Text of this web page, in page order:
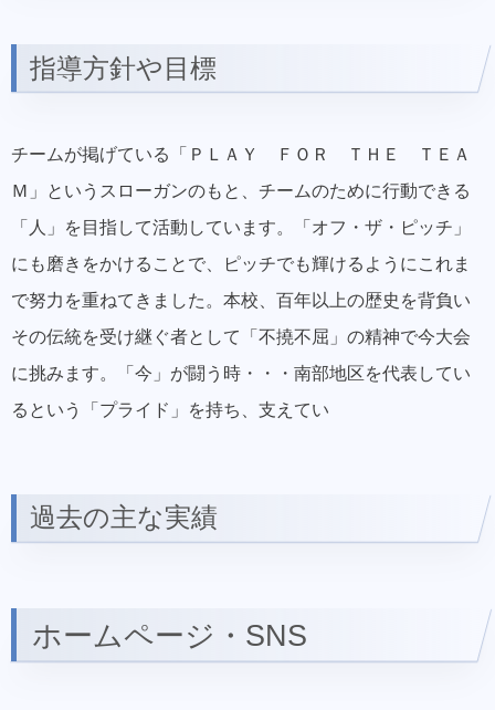
指導方針や目標
チームが掲げている「ＰＬＡＹ ＦＯＲ ＴＨＥ ＴＥＡ
Ｍ」というスローガンのもと、チームのために行動できる
「人」を目指して活動しています。「オフ・ザ・ピッチ」
にも磨きをかけることで、ピッチでも輝けるようにこれま
で努力を重ねてきました。本校、百年以上の歴史を背負い
その伝統を受け継ぐ者として「不撓不屈」の精神で今大会
に挑みます。「今」が闘う時・・・南部地区を代表してい
るという「プライド」を持ち、支えてい
過去の主な実績
ホームページ・SNS